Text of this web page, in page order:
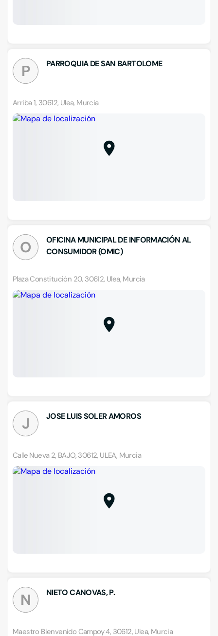
P PARROQUIA DE SAN BARTOLOME
Arriba 1, 30612, Ulea, Murcia
O
OFICINA MUNICIPAL DE INFORMACIÓN AL
CONSUMIDOR (OMIC)
Plaza Constitución 20, 30612, Ulea, Murcia
J JOSE LUIS SOLER AMOROS
Calle Nueva 2, BAJO, 30612, ULEA, Murcia
N NIETO CANOVAS, P.
Maestro Bienvenido Campoy 4, 30612, Ulea, Murcia